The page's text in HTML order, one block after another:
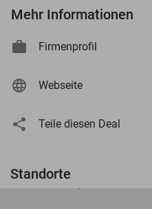
Mehr Informationen
Firmenprofil
Webseite
Teile diesen Deal
Standorte